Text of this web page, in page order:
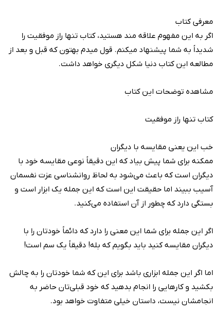
معرفی کتاب
اگر به این مفهوم علاقه مند هستید، کتاب تنها راز موفقیت را
شدیداً به شما پیشنهاد میکنم. قول میدم بهتون که قبل و بعد از
مطالعه این کتاب دنیا شکل دیگری خواهد داشت.
مشاهده توضحات این کتاب
کتاب تنها راز موفقیت
خب این یعنی مقایسه با دیگران
ممکنه برای شما پیش بیاد که این دقیقاً‌ نوعی مقایسه خود با
دیگران است که باعث می‌شود به لحاظ روانشناسی عزت نفسمان
آسیب ببیند اما حقیقت این است که این جمله یک ابزار است و
بستگی دارد که چطور از آن استفاده می‌کنید.
اگر این جمله برای شما این معنی را دارد که دائماً خودتان را با
دیگران مقایسه کنید باید بگویم که بله! دقیقاً یک سم است!
اما اگر این جمله ابزاری باشد برای این که شما خودتان را به چالش
بکشید و کارهایی را انجام بدهید که خود قبلی‌تان حاضر به
انجامشان نیست، داستان خیلی متفاوت خواهد بود.